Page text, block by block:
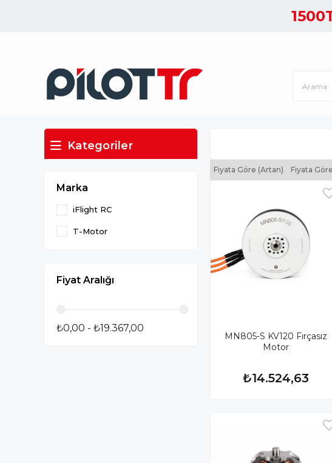
Kategoriler
Marka
iFlight RC
T-Motor
Fiyat Aralığı
₺0,00 - ₺19.367,00
Fiyata Göre (Artan) Fiyata
MN805-S KV120 Fırçasız
Motor
₺14.524,63